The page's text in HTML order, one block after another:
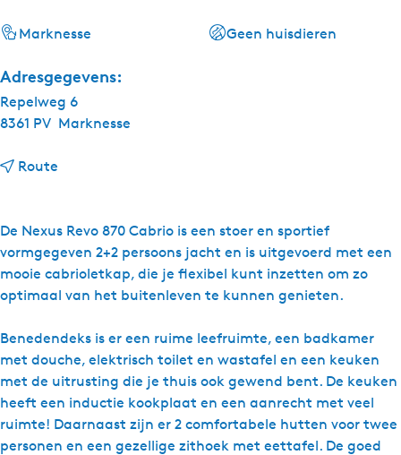
De Nexus Revo 870 Cabrio is een stoer en sportief
vormgegeven 2+2 persoons jacht en is uitgevoerd met een
mooie cabrioletkap, die je flexibel kunt inzetten om zo
optimaal van het buitenleven te kunnen genieten.
Benedendeks is er een ruime leefruimte, een badkamer
met douche, elektrisch toilet en wastafel en een keuken
met de uitrusting die je thuis ook gewend bent. De keuken
heeft een inductie kookplaat en een aanrecht met veel
ruimte! Daarnaast zijn er 2 comfortabele hutten voor twee
personen en een gezellige zithoek met eettafel. De goed
Marknesse Geen huisdieren
Adresgegevens:
Repelweg 6
8361 PV Marknesse
Route
r
N
a
t
r
a
l
Y
a
c